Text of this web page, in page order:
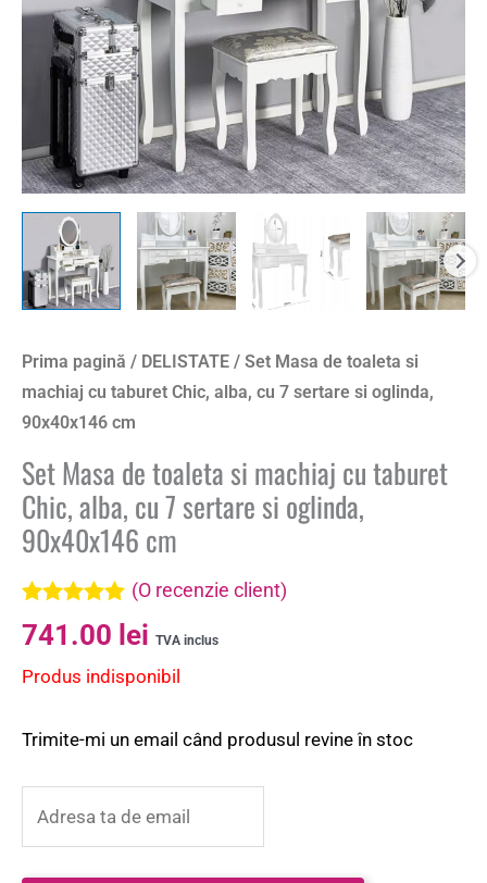
Prima pagină / DELISTATE / Set Masa de toaleta si
machiaj cu taburet Chic, alba, cu 7 sertare si oglinda,
90x40x146 cm
Set Masa de toaleta si machiaj cu taburet
Chic, alba, cu 7 sertare si oglinda,
90x40x146 cm
Evaluat la
5.00
din 5 pe
singure
(O recenzie client)
741.00 lei TVA inclus
Produs indisponibil
Trimite-mi un email când produsul revine în stoc